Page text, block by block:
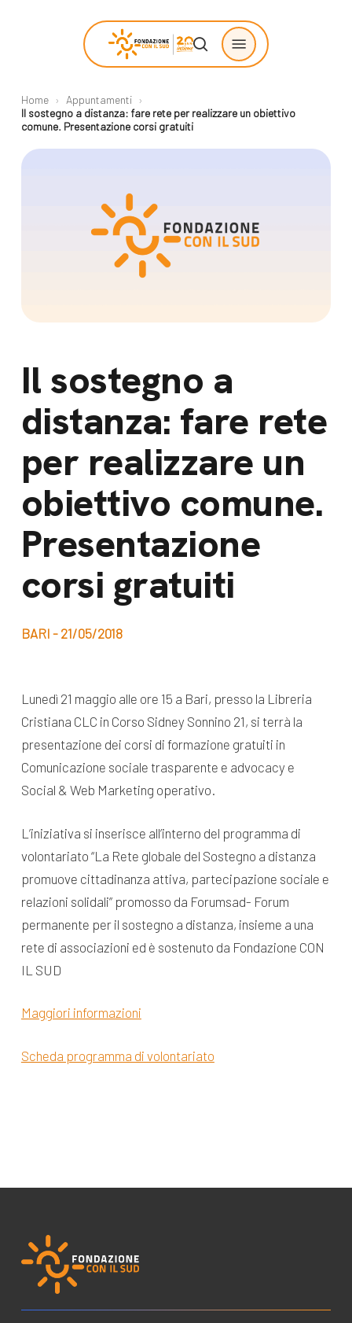
content
search
Menu
Home › Appuntamenti ›
Il sostegno a distanza: fare rete per realizzare un obiettivo
comune. Presentazione corsi gratuiti
Il sostegno a
distanza: fare rete
per realizzare un
obiettivo comune.
Presentazione
corsi gratuiti
BARI - 21/05/2018
Lunedì 21 maggio alle ore 15 a Bari, presso la Libreria
Cristiana CLC in Corso Sidney Sonnino 21, si terrà la
presentazione dei corsi di formazione gratuiti in
Comunicazione sociale trasparente e advocacy e
Social & Web Marketing operativo.
L’iniziativa si inserisce all’interno del programma di
volontariato “La Rete globale del Sostegno a distanza
promuove cittadinanza attiva, partecipazione sociale e
relazioni solidali” promosso da Forumsad- Forum
permanente per il sostegno a distanza, insieme a una
rete di associazioni ed è sostenuto da Fondazione CON
IL SUD
Maggiori informazioni
Scheda programma di volontariato
Chi siamo
La nostra missione
Il nostro modello
La governance
Lavora con noi
Bilancio di
missione
News e
appuntamenti
News
Appuntamenti
Progetti
sostenuti
Progetti
Campagne
Libri e
pubblicazioni
Docufilm
e blog progetti
Seguici sui social: